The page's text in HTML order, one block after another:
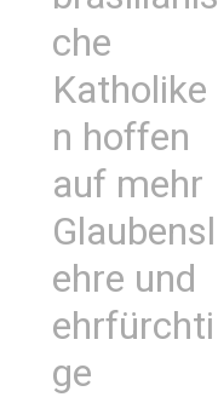
che
Katholike
n hoffen
auf mehr
Glaubensl
ehre und
ehrfürchti
ge